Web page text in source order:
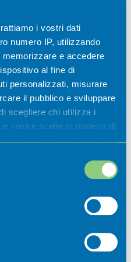
i vostri dati
numero IP, utilizzando
e accedere
al fine di
personalizzati, misurare
il pubblico e sviluppare
scegliere chi utilizza i
vostre scelte in materia di
questa proprietà digitale
consenso in qualsiasi
sui cookie o facendo clic
sulla tua posizione
di qualche